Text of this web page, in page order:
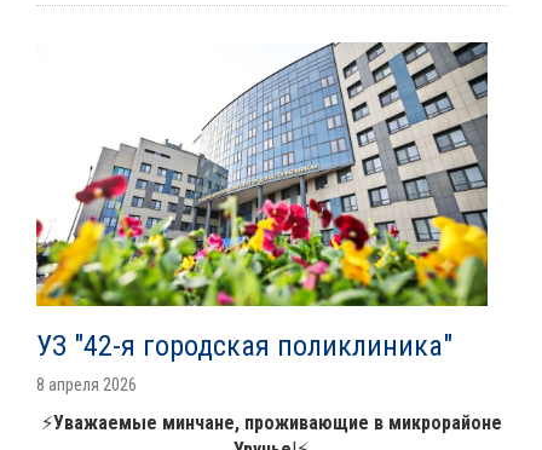
УЗ "42-я городская поликлиника"
8 апреля 2026
⚡️Уважаемые минчане, проживающие в микрорайоне